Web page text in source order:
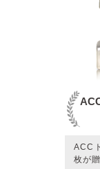
ACC
枚が